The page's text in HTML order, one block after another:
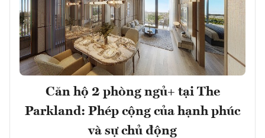
Căn hộ 2 phòng ngủ+ tại The
Parkland: Phép cộng của hạnh phúc
và sự chủ động